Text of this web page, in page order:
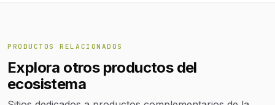
PRODUCTOS RELACIONADOS
Explora otros productos del
ecosistema